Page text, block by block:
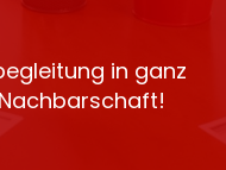
in ganz